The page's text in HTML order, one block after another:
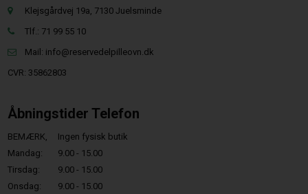
Klejsgårdvej 19a, 7130 Juelsminde
Tlf.: 71 99 55 10
Mail: info@reservedelpilleovn.dk
CVR: 35862803
Åbningstider Telefon
BEMÆRK,
Ingen fysisk butik
Mandag:
9.00 - 15.00
Tirsdag:
9.00 - 15.00
Onsdag:
9.00 - 15.00